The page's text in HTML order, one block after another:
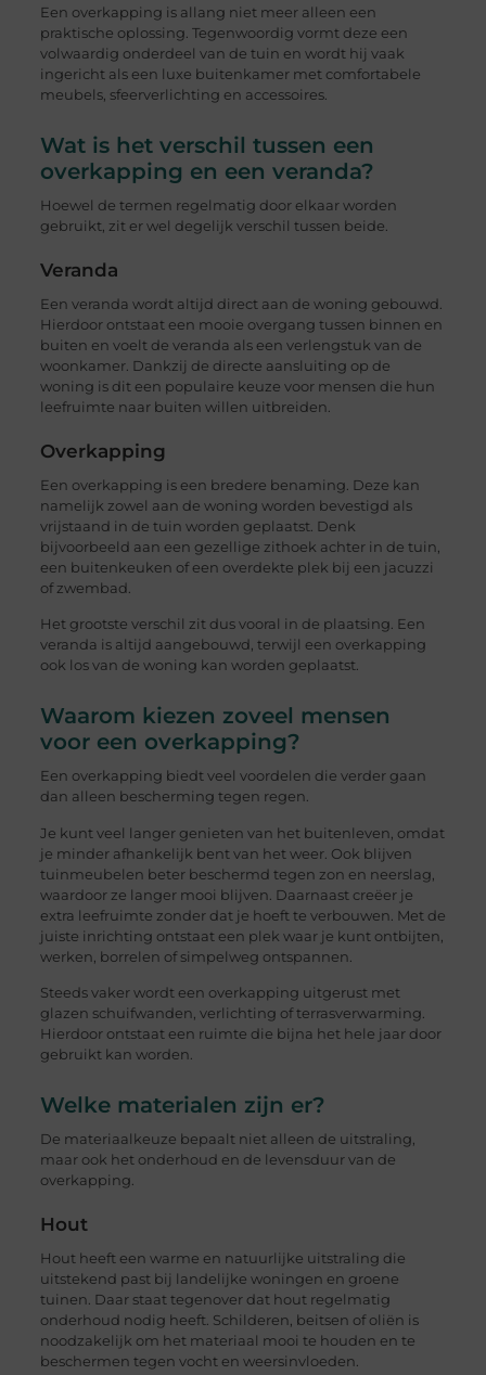
Een overkapping is allang niet meer alleen een
praktische oplossing. Tegenwoordig vormt deze een
volwaardig onderdeel van de tuin en wordt hij vaak
ingericht als een luxe buitenkamer met comfortabele
meubels, sfeerverlichting en accessoires.
Wat is het verschil tussen een
overkapping en een veranda?
Hoewel de termen regelmatig door elkaar worden
gebruikt, zit er wel degelijk verschil tussen beide.
Veranda
Een veranda wordt altijd direct aan de woning gebouwd.
Hierdoor ontstaat een mooie overgang tussen binnen en
buiten en voelt de veranda als een verlengstuk van de
woonkamer. Dankzij de directe aansluiting op de
woning is dit een populaire keuze voor mensen die hun
leefruimte naar buiten willen uitbreiden.
Overkapping
Een overkapping is een bredere benaming. Deze kan
namelijk zowel aan de woning worden bevestigd als
vrijstaand in de tuin worden geplaatst. Denk
bijvoorbeeld aan een gezellige zithoek achter in de tuin,
een buitenkeuken of een overdekte plek bij een jacuzzi
of zwembad.
Het grootste verschil zit dus vooral in de plaatsing. Een
veranda is altijd aangebouwd, terwijl een overkapping
ook los van de woning kan worden geplaatst.
Waarom kiezen zoveel mensen
voor een overkapping?
Een overkapping biedt veel voordelen die verder gaan
dan alleen bescherming tegen regen.
Je kunt veel langer genieten van het buitenleven, omdat
je minder afhankelijk bent van het weer. Ook blijven
tuinmeubelen beter beschermd tegen zon en neerslag,
waardoor ze langer mooi blijven. Daarnaast creëer je
extra leefruimte zonder dat je hoeft te verbouwen. Met de
juiste inrichting ontstaat een plek waar je kunt ontbijten,
werken, borrelen of simpelweg ontspannen.
Steeds vaker wordt een overkapping uitgerust met
glazen schuifwanden, verlichting of terrasverwarming.
Hierdoor ontstaat een ruimte die bijna het hele jaar door
gebruikt kan worden.
Welke materialen zijn er?
De materiaalkeuze bepaalt niet alleen de uitstraling,
maar ook het onderhoud en de levensduur van de
overkapping.
Hout
Hout heeft een warme en natuurlijke uitstraling die
uitstekend past bij landelijke woningen en groene
tuinen. Daar staat tegenover dat hout regelmatig
onderhoud nodig heeft. Schilderen, beitsen of oliën is
noodzakelijk om het materiaal mooi te houden en te
beschermen tegen vocht en weersinvloeden.